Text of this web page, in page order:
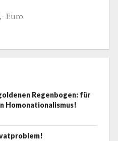
Euro
Regenbogen: für
Homonationalismus!